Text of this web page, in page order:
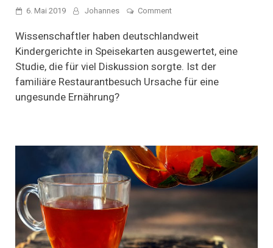
6. Mai 2019 Johannes Commenton
Suppe
ich
nich“
Streit
Wissenschaftler haben deutschlandweit
Kindergerichte in Speisekarten ausgewertet, eine
Studie, die für viel Diskussion sorgte. Ist der
familiäre Restaurantbesuch Ursache für eine
ungesunde Ernährung?